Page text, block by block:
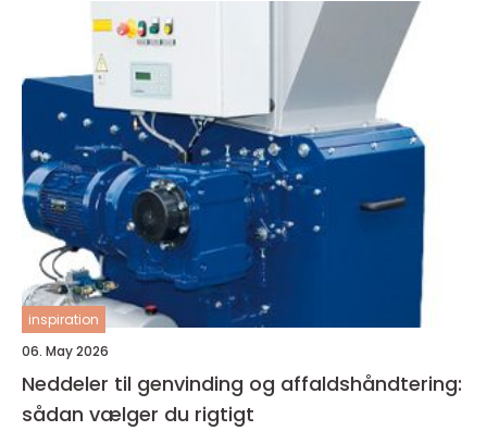
inspiration
06. May 2026
Neddeler til genvinding og affaldshåndtering:
sådan vælger du rigtigt